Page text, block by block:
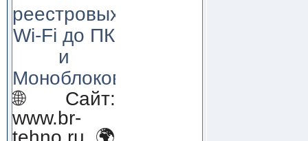
реестровых
Wi-Fi до ПК
и
Моноблоков!
🌐 Сайт:
www.br-